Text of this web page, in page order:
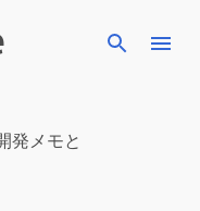
ンツに移動
発メモと